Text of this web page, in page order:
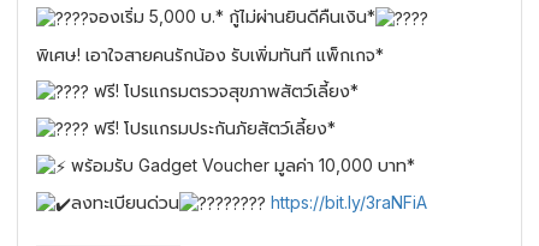
จองเริ่ม 5,000 บ.* กู้ไม่ผ่านยินดีคืนเงิน*
พิเศษ! เอาใจสายคนรักน้อง รับเพิ่มทันที แพ็กเกจ*
ฟรี! โปรแกรมตรวจสุขภาพสัตว์เลี้ยง*
ฟรี! โปรแกรมประกันภัยสัตว์เลี้ยง*
พร้อมรับ Gadget Voucher มูลค่า 10,000 บาท*
ลงทะเบียนด่วน
https://bit.ly/3raNFiA